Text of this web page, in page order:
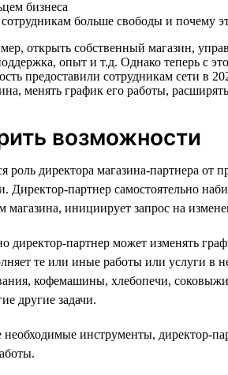
больше свободы и почему
открыть собственный магазин,
опыт и т.д. Однако теперь с
предоставили сотрудникам сети в
менять график его работы,
возможности
роль директора магазина-партнера от
Директор-партнер самостоятельно
магазина, инициирует запрос на
директор-партнер может изменять
те или иные работы или услуги в
кофемашины, хлебопечи,
другие задачи.
необходимые инструменты, директор-